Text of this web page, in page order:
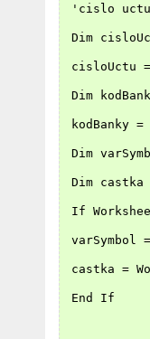
'cislo uctu
Dim
cisloUctu
Dim
kodBanky =
Dim
Dim
If
varSymbol
castka =
End If